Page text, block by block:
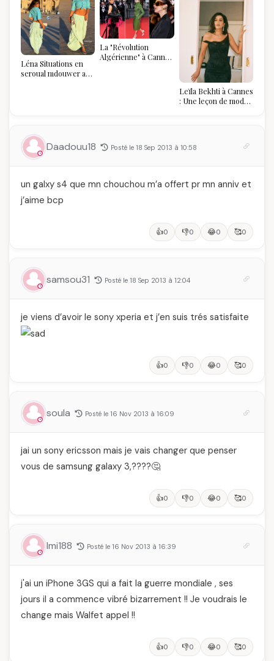
Léna Situations en
seroual mdouwer au
La "Révolution
Algérienne" à Cannes
Leïla Bekhti à Cannes
: Une leçon de mode
Daadouu18 Posté le 18 Sep 2013 à 10:58
un galxy s4 que mn chouchou m’a offert pr mn anniv et
j’aime bcp
👍0 👎0 😂0 🥰0
samsou31 Posté le 18 Sep 2013 à 12:04
je viens d’avoir le sony xperia et j’en suis trés satisfaite
👍0 👎0 😂0 🥰0
soula Posté le 16 Nov 2013 à 16:09
jai un sony ericsson mais je vais changer que penser
vous de samsung galaxy 3,????🤔
👍0 👎0 😂0 🥰0
Imi188 Posté le 16 Nov 2013 à 16:39
j'ai un iPhone 3GS qui a fait la guerre mondiale , ses
jours il a commence vibré bizarrement !! Je voudrais le
change mais Walfet appel !!
👍0 👎0 😂0 🥰0